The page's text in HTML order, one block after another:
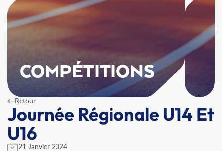
COMPÉTITIONS
Retour
Journée Régionale U14 Et
U16
21 Janvier 2024